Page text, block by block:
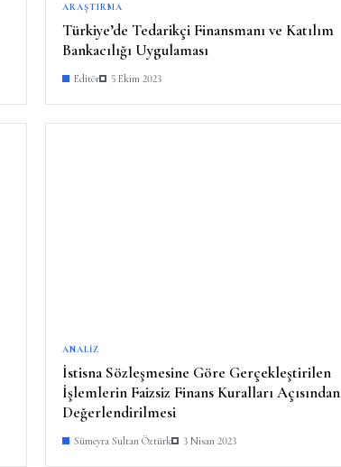
ARAŞTIRMA
Türkiye’de Tedarikçi Finansmanı ve Katılım
Bankacılığı Uygulaması
Editör 5 Ekim 2023
ANALIZ
İstisna Sözleşmesine Göre Gerçekleştirilen
İşlemlerin Faizsiz Finans Kuralları Açısından
Değerlendirilmesi
Sümeyra Sultan Öztürk 3 Nisan 2023